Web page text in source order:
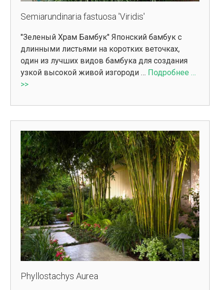
Semiarundinaria fastuosa 'Viridis'
"Зеленый Храм Бамбук" Японский бамбук с
длинными листьями на коротких веточках,
один из лучших видов бамбука для создания
узкой высокой живой изгороди … Подробнее …
>>
Phyllostachys Aurea